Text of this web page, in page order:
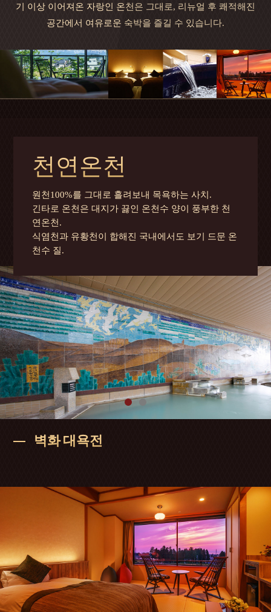
기 이상 이어져온 자랑인 온천은 그대로, 리뉴얼 후 쾌적해진
공간에서 여유로운 숙박을 즐길 수 있습니다.
천연온천
원천100%를 그대로 흘려보내 목욕하는 사치.
긴타로 온천은 대지가 끓인 온천수 양이 풍부한 천
연온천.
식염천과 유황천이 합해진 국내에서도 보기 드문 온
천수 질.
벽화 대욕전
정원 대노천탕